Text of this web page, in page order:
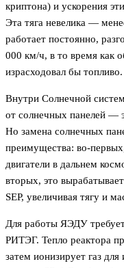
криптона) и ускорения
Эта тяга невелика —
работает постоянно,
000 км/ч, в то время как
израсходовал бы топливо.
Внутри Солнечной
от солнечных панелей —
Но замена солнечных
преимущества: во-
двигатели в дальнем
вторых, это
SEP, увеличивая тягу и
Для работы ЯЭДУ
РИТЭГ. Тепло реактора
затем ионизирует газ